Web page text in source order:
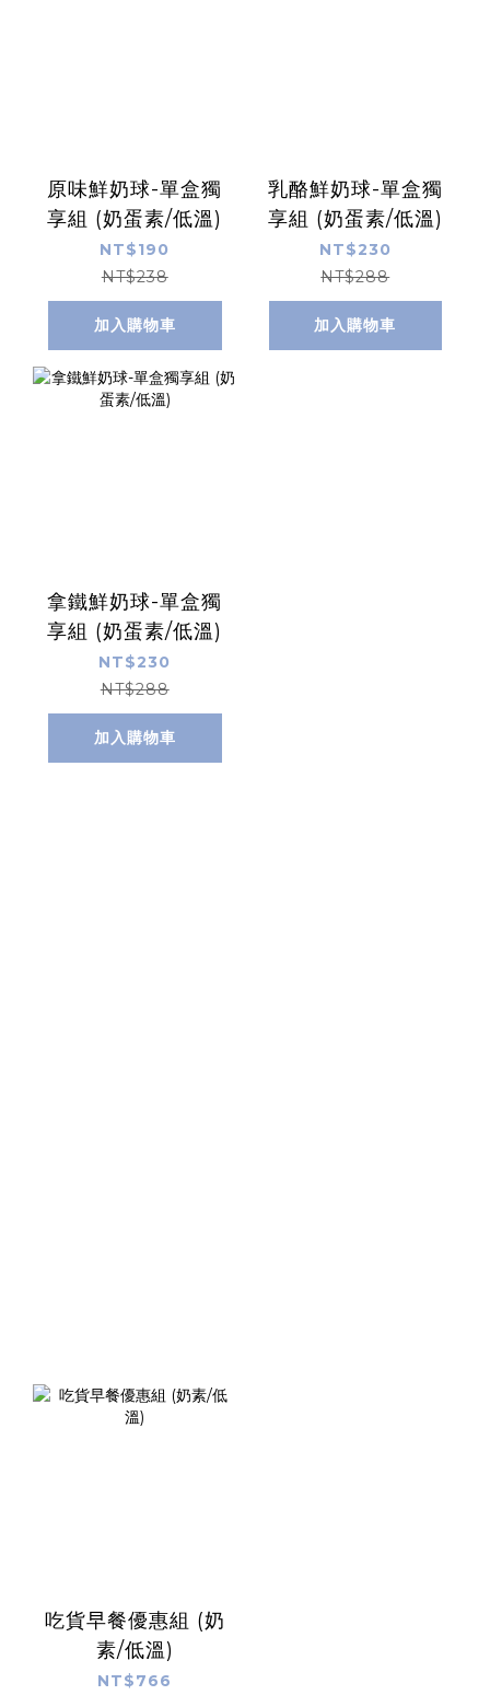
原味鮮奶球-單盒獨
享組 (奶蛋素/低溫)
NT$190
NT$238
加入購物車
乳酪鮮奶球-單盒獨
享組 (奶蛋素/低溫)
NT$230
NT$288
加入購物車
拿鐵鮮奶球-單盒獨
享組 (奶蛋素/低溫)
NT$230
NT$288
加入購物車
吃貨早餐優惠組 (奶
素/低溫)
NT$766